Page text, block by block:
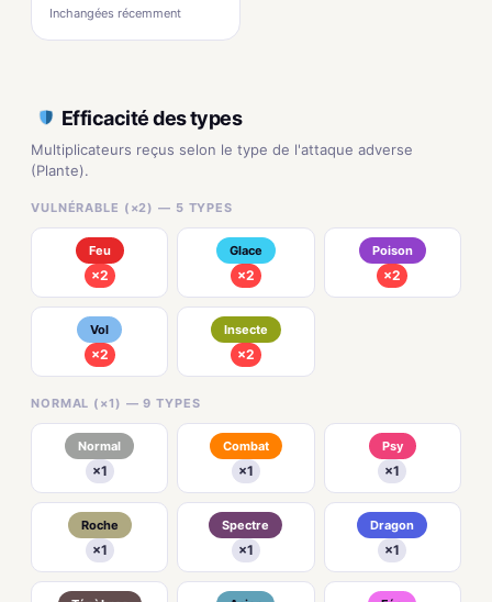
Inchangées récemment
Efficacité des types
Multiplicateurs reçus selon le type de l'attaque adverse
(Plante).
VULNÉRABLE (×2) — 5 TYPES
Feu
×2
Glace
×2
Poison
×2
Vol
×2
Insecte
×2
NORMAL (×1) — 9 TYPES
Normal
×1
Combat
×1
Psy
×1
Roche
×1
Spectre
×1
Dragon
×1